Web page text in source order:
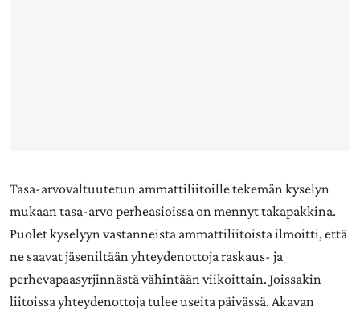
Tasa-arvovaltuutetun ammattiliitoille tekemän kyselyn
mukaan tasa-arvo perheasioissa on mennyt takapakkina.
Puolet kyselyyn vastanneista ammattiliitoista ilmoitti, että
ne saavat jäseniltään yhteydenottoja raskaus- ja
perhevapaasyrjinnästä vähintään viikoittain. Joissakin
liitoissa yhteydenottoja tulee useita päivässä. Akavan